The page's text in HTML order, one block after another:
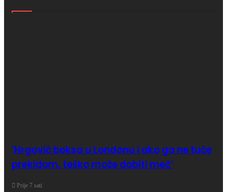
‘Hrgović boksa u Londonu i ako ga ne tuče
prekidom, teško može dobiti meč’
Prije 7 sati